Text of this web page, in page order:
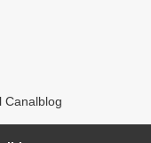
Canalblog